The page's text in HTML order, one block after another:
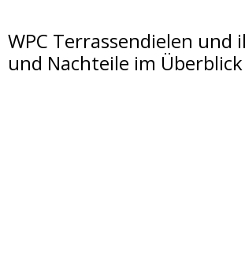
WPC Terrassendielen und
und Nachteile im Überblick